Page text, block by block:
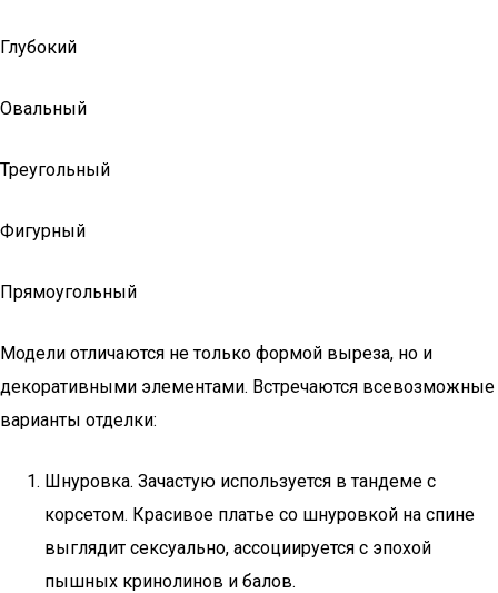
Глубокий
Овальный
Треугольный
Фигурный
Прямоугольный
Модели отличаются не только формой выреза, но и
декоративными элементами. Встречаются всевозможные
варианты отделки:
Шнуровка. Зачастую используется в тандеме с
корсетом. Красивое платье со шнуровкой на спине
выглядит сексуально, ассоциируется с эпохой
пышных кринолинов и балов.